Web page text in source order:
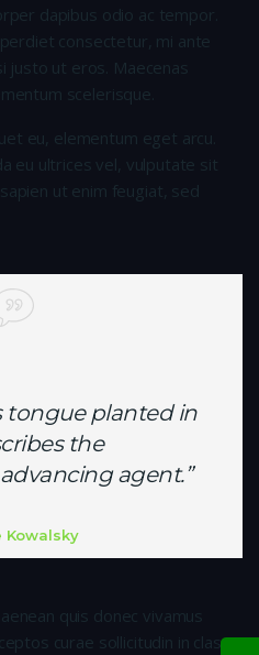
dapibus odio ac tempor.
consectetur, mi ante
ut eros. Maecenas
scelerisque.
eu, elementum eget arcu.
eu ultrices vel, vulputate sit
ut enim feugiat, sed
tongue planted in
the
agent.”
Kowalsky
quis donec vivamus
curae sollicitudin in class